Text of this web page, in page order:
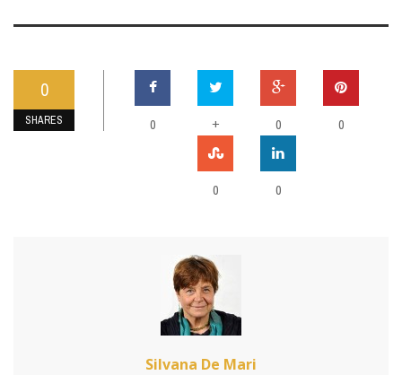
0
SHARES 0 + 0 0
0 0
Silvana De Mari